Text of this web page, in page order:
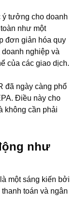
ý tưởng cho doanh
như một
đơn giản hóa quy
nghiệp và
của các giao dịch.
đã ngày càng phổ
Điều này cho
không cần phải
như
một sáng kiến bởi
toán và ngân